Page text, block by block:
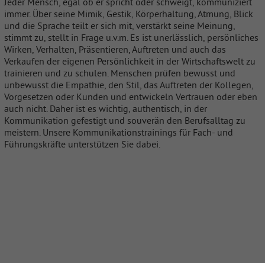
immer. Über seine Mimik, Gestik, Körperhaltung, Atmung, Blick
und die Sprache teilt er sich mit, verstärkt seine Meinung,
stimmt zu, stellt in Frage u.v.m. Es ist unerlässlich, persönliches
Wirken, Verhalten, Präsentieren, Auftreten und auch das
Verkaufen der eigenen Persönlichkeit in der Wirtschaftswelt zu
trainieren und zu schulen. Menschen prüfen bewusst und
unbewusst die Empathie, den Stil, das Auftreten der Kollegen,
Vorgesetzen oder Kunden und entwickeln Vertrauen oder eben
auch nicht. Daher ist es wichtig, authentisch, in der
Kommunikation gefestigt und souverän den Berufsalltag zu
meistern. Unsere Kommunikationstrainings für Fach- und
Führungskräfte unterstützen Sie dabei.